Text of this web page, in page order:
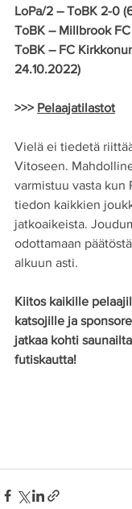
LoPa/2 – ToBK 2-0
ToBK – Millbrook FC
ToBK – FC
24.10.2022)
>>> Pelaajatilastot
Vielä ei tiedetä
Vitoseen.
varmistuu vasta kun
tiedon kaikkien
jatkoaikeista.
odottamaan
alkuun asti.
Kiitos kaikille
katsojille ja
jatkaa kohti
futiskautta!